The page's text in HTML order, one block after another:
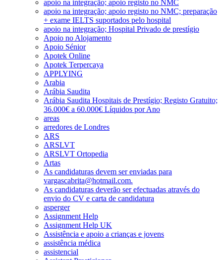
apoio na integração; apoio registo no NMC
apoio na integração; apoio registo no NMC; preparação
+ exame IELTS suportados pelo hospital
apoio na integração; Hospital Privado de prestígio
Apoio no Alojamento
Apoio Sénior
Apotek Online
Apotek Terpercaya
APPLYING
Arabia
Arábia Saudita
Arábia Saudita Hospitais de Prestígio; Registo Gratuito;
36.000€ a 60.000€ Líquidos por Ano
areas
arredores de Londres
ARS
ARSLVT
ARSLVT Ortopedia
Artas
As candidaturas devem ser enviadas para
vargascabrita@hotmail.com.
As candidaturas deverão ser efectuadas através do
envio do CV e carta de candidatura
asperger
Assignment Help
Assignment Help UK
Assistência e apoio a crianças e jovens
assistência médica
assistencial